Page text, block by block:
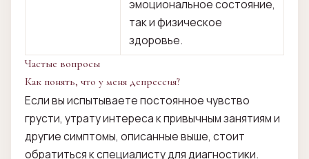
эмоциональное состояние,
так и физическое
здоровье.
Частые вопросы
Как понять, что у меня депрессия?
Если вы испытываете постоянное чувство
грусти, утрату интереса к привычным занятиям и
другие симптомы, описанные выше, стоит
обратиться к специалисту для диагностики.